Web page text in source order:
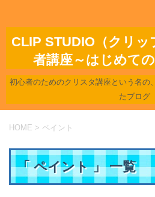
CLIP STUDIO（クリ
者講座～はじめて
初心者のためのクリスタ講座という名の
たブログ
HOME > ペイント
「 ペイント 」 一覧